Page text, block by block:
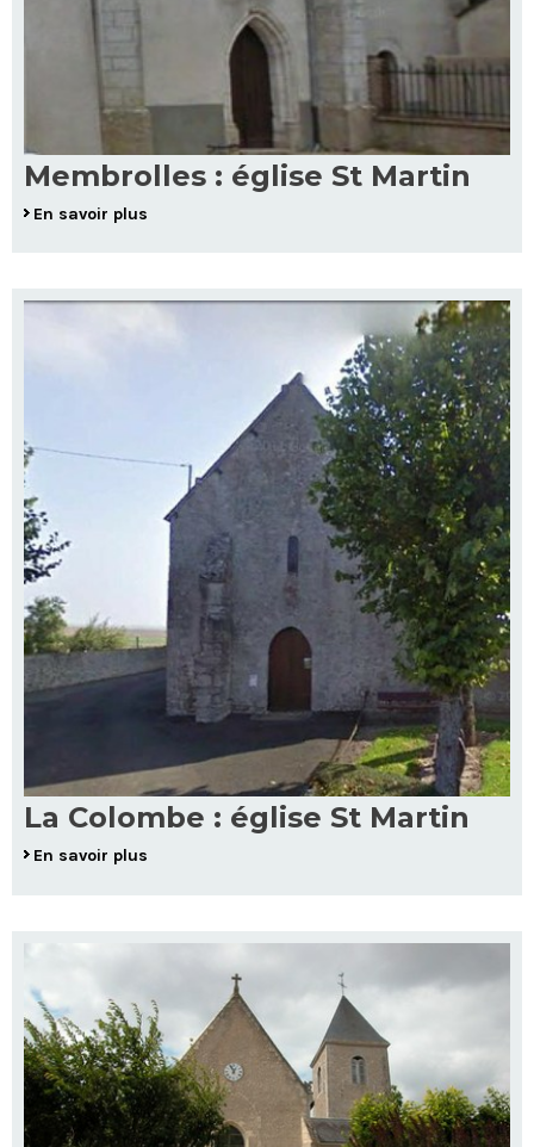
Membrolles : église St Martin
En savoir plus
La Colombe : église St Martin
En savoir plus